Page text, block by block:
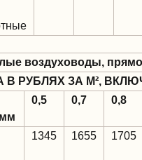
воздуховоды,
В РУБЛЯХ ЗА М²,
0,5 0,7 0,8
1345 1655 1705